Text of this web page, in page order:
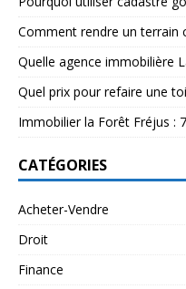
Comment rendre un terrain
Quelle agence immobilière
Quel prix pour refaire une
Immobilier la Forêt Fréjus :
CATÉGORIES
Acheter-Vendre
Droit
Finance